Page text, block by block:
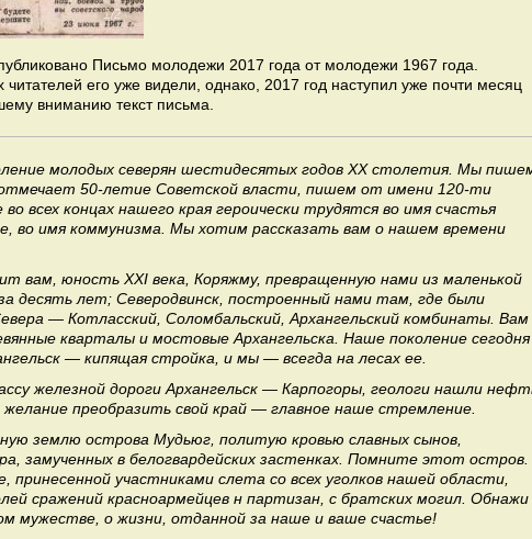
1/2
Письмо молодежи 2017 года от молодежи 1967 года.
его уже видели, однако, 2017 год наступил уже почти месяц
вниманию текст письма.
молодых северян шестидесятых годов XX столетия. Мы
50-летие Советской власти, пишем от имени 120-ти
всех концах нашего края героически трудятся во имя счастья
во имя коммунизма. Мы хотим рассказать вам о нашем времени
вам, юность XXI века, Коряжму, превращенную нами из маленькой
десять лет; Северодвинск, построенный нами там, где были
— Котласский, Соломбальский, Архангельский комбинаты. Вам
кварталы и мостовые Архангельска. Наше поколение сегодня
— кипящая стройка, и мы — всегда на лесах ее.
железной дороги Архангельск — Карпогоры, геологи нашли
преобразить свой край — главное наше стремление.
землю острова Мудьюг, политую кровью славных сынов,
замученных в белогвардейских застенках. Помните этот остров.
принесенной участниками слета со всех уголков нашей области,
сражений красноармейцев н партизан, с братских могил. Обнажи
мужестве, о жизни, отданной за наше и ваше счастье!